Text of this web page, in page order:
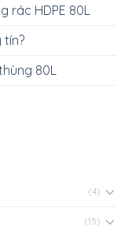
rác HDPE 80L
tín?
80L
(4)
(15)